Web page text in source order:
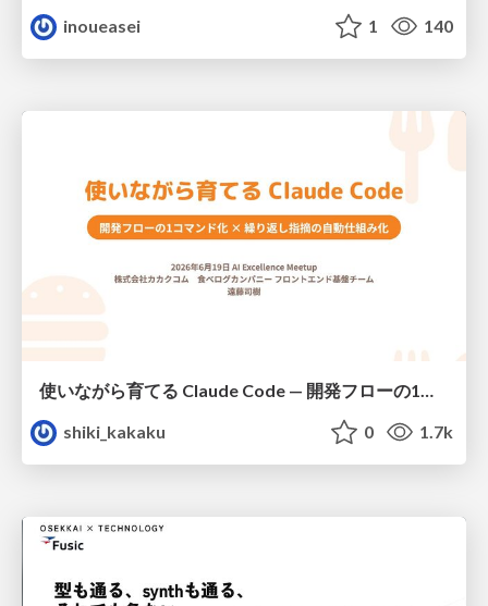
inoueasei
1 140
shiki_kakaku
0 1.7k